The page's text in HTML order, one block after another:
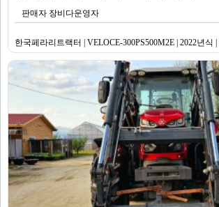
판매자 장비다운영자
한국페라리트랙터 | VELOCE-300PS500M2E | 2022년식